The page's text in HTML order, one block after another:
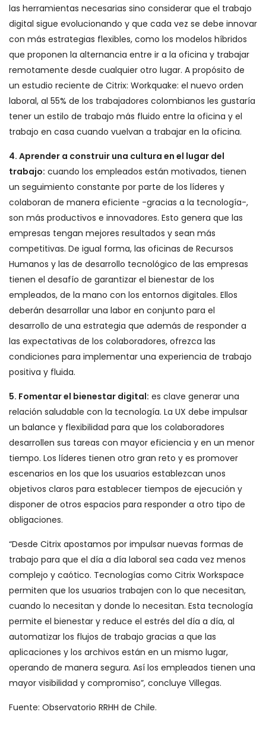
las herramientas necesarias sino considerar que el trabajo
digital sigue evolucionando y que cada vez se debe innovar
con más estrategias flexibles, como los modelos híbridos
que proponen la alternancia entre ir a la oficina y trabajar
remotamente desde cualquier otro lugar. A propósito de
un estudio reciente de Citrix: Workquake: el nuevo orden
laboral, al 55% de los trabajadores colombianos les gustaría
tener un estilo de trabajo más fluido entre la oficina y el
trabajo en casa cuando vuelvan a trabajar en la oficina.
4. Aprender a construir una cultura en el lugar del
trabajo: cuando los empleados están motivados, tienen
un seguimiento constante por parte de los líderes y
colaboran de manera eficiente -gracias a la tecnología-,
son más productivos e innovadores. Esto genera que las
empresas tengan mejores resultados y sean más
competitivas. De igual forma, las oficinas de Recursos
Humanos y las de desarrollo tecnológico de las empresas
tienen el desafío de garantizar el bienestar de los
empleados, de la mano con los entornos digitales. Ellos
deberán desarrollar una labor en conjunto para el
desarrollo de una estrategia que además de responder a
las expectativas de los colaboradores, ofrezca las
condiciones para implementar una experiencia de trabajo
positiva y fluida.
5. Fomentar el bienestar digital: es clave generar una
relación saludable con la tecnología. La UX debe impulsar
un balance y flexibilidad para que los colaboradores
desarrollen sus tareas con mayor eficiencia y en un menor
tiempo. Los líderes tienen otro gran reto y es promover
escenarios en los que los usuarios establezcan unos
objetivos claros para establecer tiempos de ejecución y
disponer de otros espacios para responder a otro tipo de
obligaciones.
“Desde Citrix apostamos por impulsar nuevas formas de
trabajo para que el día a día laboral sea cada vez menos
complejo y caótico. Tecnologías como Citrix Workspace
permiten que los usuarios trabajen con lo que necesitan,
cuando lo necesitan y donde lo necesitan. Esta tecnología
permite el bienestar y reduce el estrés del día a día, al
automatizar los flujos de trabajo gracias a que las
aplicaciones y los archivos están en un mismo lugar,
operando de manera segura. Así los empleados tienen una
mayor visibilidad y compromiso”, concluye Villegas.
Fuente: Observatorio RRHH de Chile.